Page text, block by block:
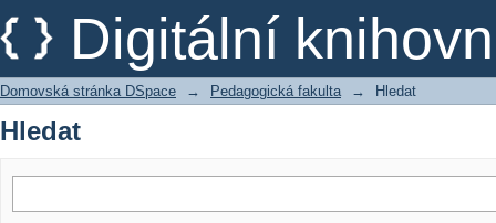
Digitální
Hledat
Domovská stránka DSpace → Pedagogická fakulta → Hledat
Hledat